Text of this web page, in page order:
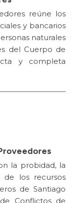
reúne los
y bancarios
naturales
del Cuerpo de
y completa
la probidad, la
de los recursos
de Santiago
Conflictos de